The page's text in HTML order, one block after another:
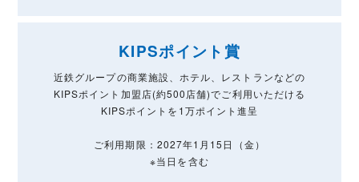
KIPSポイント賞
近鉄グループの商業施設、ホテル、レストランなどの
KIPSポイント加盟店(約500店舗)でご利用いただける
KIPSポイントを1万ポイント進呈
ご利用期限：2027年1月15日（金）
※当日を含む